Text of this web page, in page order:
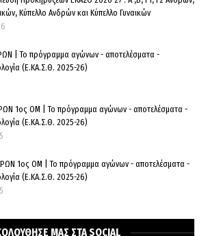
Κύπελλο Ανδρών και Κύπελλο Γυναικών
| Το πρόγραμμα αγώνων - αποτελέσματα -
(Ε.ΚΑ.Σ.Θ. 2025-26)
1ος ΟΜ | Το πρόγραμμα αγώνων - αποτελέσματα -
(Ε.ΚΑ.Σ.Θ. 2025-26)
1ος ΟΜ | Το πρόγραμμα αγώνων - αποτελέσματα -
(Ε.ΚΑ.Σ.Θ. 2025-26)
ΜΑΣ ΣΤΑ SOCIAL